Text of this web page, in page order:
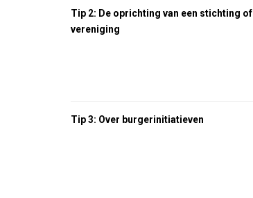
Tip 2: De oprichting van een stichting of
vereniging
Tip 3: Over burgerinitiatieven